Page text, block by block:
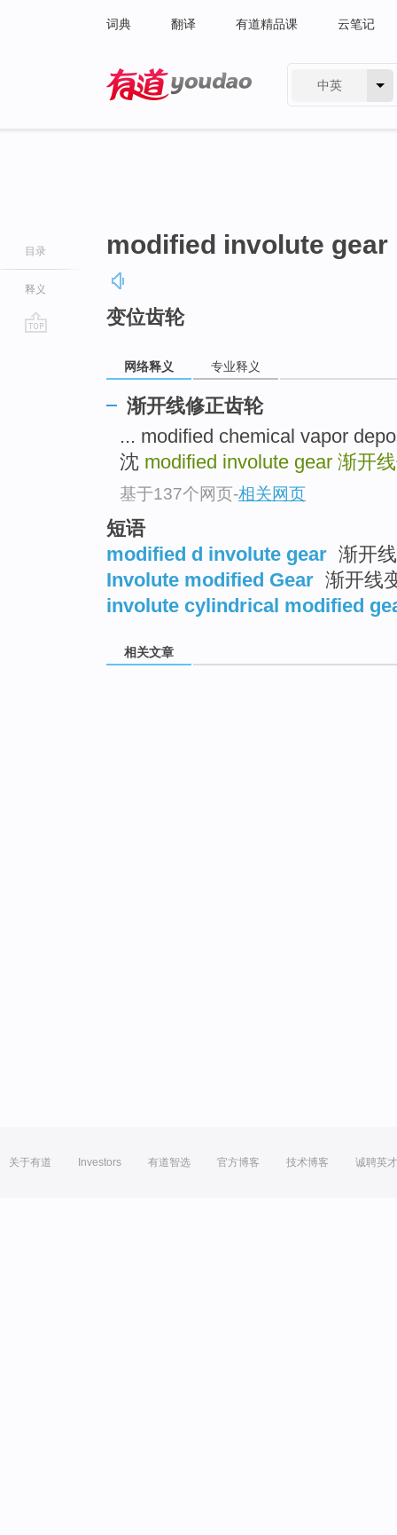
词典 翻译 有道精品课 云笔记
中英
目录
释义
modified involute gear
变位齿轮
网络释义 专业释义
渐开线修正齿轮
... modified chemical vapor
沈 modified involute gear 渐开
基于137个网页-相关网页
短语
modified d involute gear 渐开
Involute modified Gear 渐开线
involute cylindrical modified
相关文章
关于有道 Investors 有道智选 官方博客 技术博客 诚聘英才